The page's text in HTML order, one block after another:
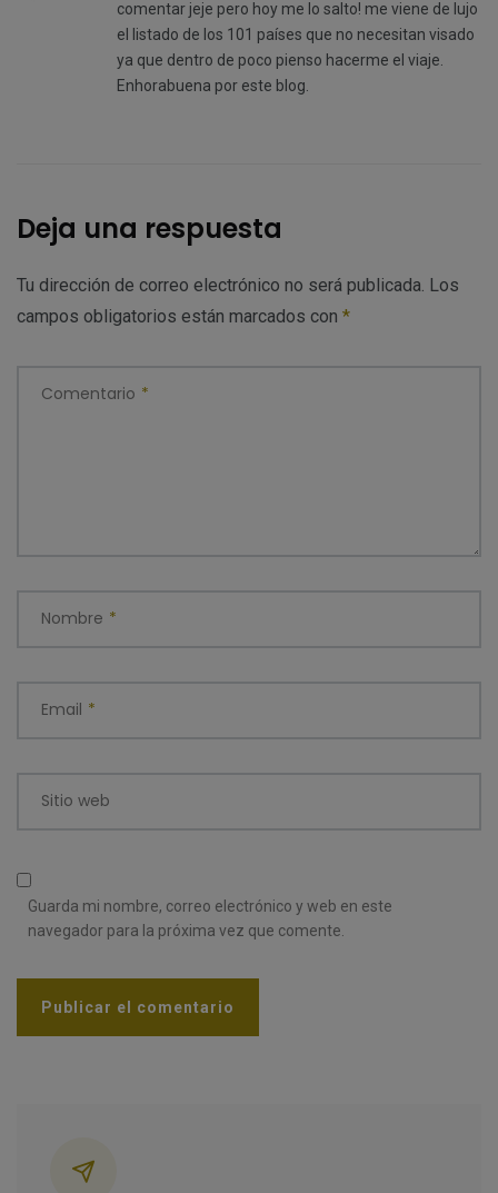
comentar jeje pero hoy me lo salto! me viene de lujo
el listado de los 101 países que no necesitan visado
ya que dentro de poco pienso hacerme el viaje.
Enhorabuena por este blog.
Deja una respuesta
Tu dirección de correo electrónico no será publicada. Los
campos obligatorios están marcados con *
Comentario *
Nombre *
Email *
Sitio web
Guarda mi nombre, correo electrónico y web en este
navegador para la próxima vez que comente.